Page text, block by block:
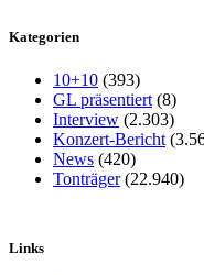
Kategorien
10+10 (393)
GL präsentiert (8)
Interview (2.303)
Konzert-Bericht
News (420)
Tonträger(22.940)
Links